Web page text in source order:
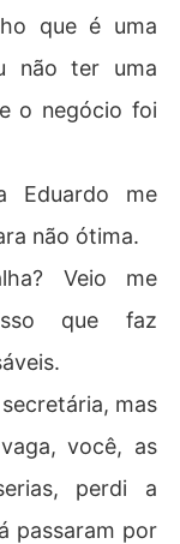
que é uma
não ter uma
o negócio foi
Eduardo me
não ótima.
Veio me
que faz
mas
você, as
perdi a
passaram por